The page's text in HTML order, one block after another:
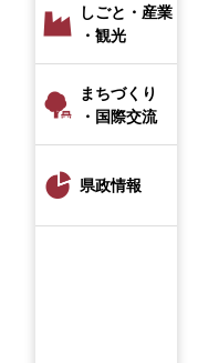
しごと・産業
・観光
まちづくり
・国際交流
県政情報